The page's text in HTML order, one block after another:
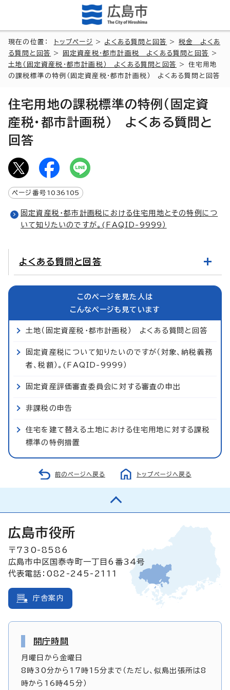
現在の位置： トップページ > よくある質問と回答 > 税金 よくあ
る質問と回答
> 固定資産税・都市計画税 よくある質問と回答
>
土地（固定資産税・都市計画税） よくある質問と回答
> 住宅用地
の課税標準の特例（固定資産税・都市計画税） よくある質問と回答
住宅用地の課税標準の特例（固定資
産税・都市計画税） よくある質問と
回答
ページ番号 1036105
固定資産税・都市計画税における住宅用地とその特例につ
いて知りたいのですが。(FAQID-9999）
よくある質問と回答
このページを見た人は
こんなページも見ています
土地（固定資産税・都市計画税） よくある質問と回答
固定資産税について知りたいのですが（対象、納税義務
者、税額）。(FAQID-9999）
固定資産評価審査委員会に対する審査の申出
非課税の申告
住宅を建て替える土地における住宅用地に対する課税
標準の特例措置
前のページへ戻る トップページへ戻る
広島市役所
〒730-8586
広島市中区国泰寺町一丁目6番34号
代表電話：082-245-2111
庁舎案内
開庁時間
月曜日から金曜日
8時30分から17時15分まで（ただし、似島出張所は8
時から16時45分）